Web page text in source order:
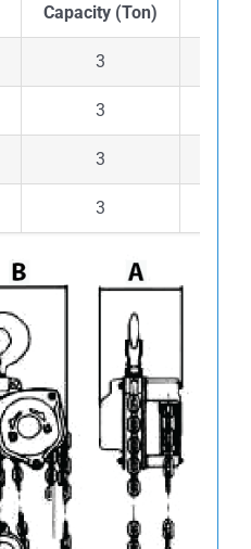
Capacity (Ton)
3
3
3
3